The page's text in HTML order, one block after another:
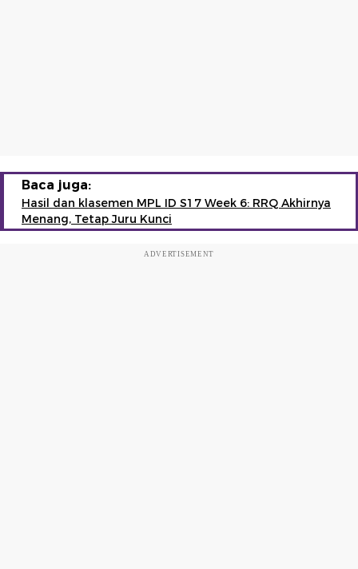
Baca juga:
Hasil dan klasemen MPL ID S17 Week 6: RRQ Akhirnya
Menang, Tetap Juru Kunci
ADVERTISEMENT